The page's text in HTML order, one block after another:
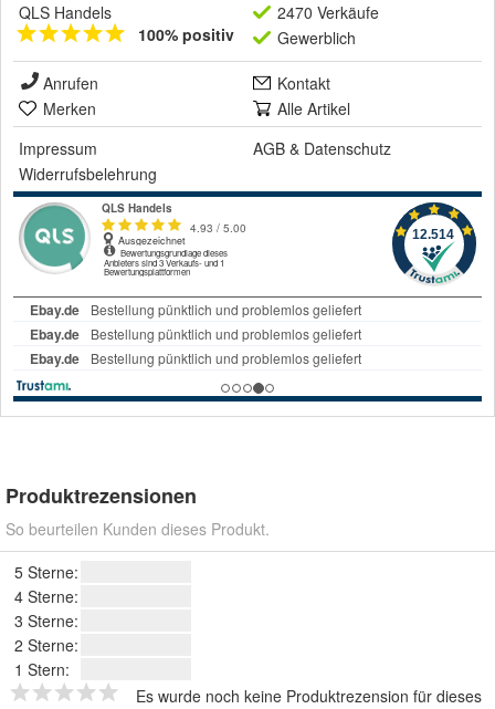
QLS Handels
100% positiv
2470 Verkäufe
Gewerblich
Anrufen
Kontakt
Merken
Alle Artikel
Impressum
AGB & Datenschutz
Widerrufsbelehrung
Produktrezensionen
So beurteilen Kunden dieses Produkt.
5 Sterne:
4 Sterne:
3 Sterne:
2 Sterne:
1 Stern:
Es wurde noch keine Produktrezension für dieses